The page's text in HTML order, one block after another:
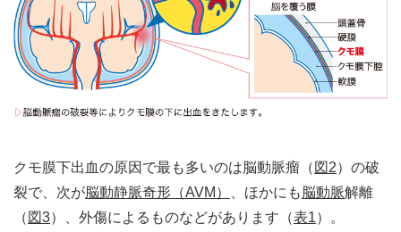
クモ膜下出血の原因で最も多いのは脳動脈瘤（ 図2）の破
裂で、次が脳動静脈奇形（AVM） 、ほかにも 脳動脈解離
（ 図3）、外傷によるものなどがあります（表1）。